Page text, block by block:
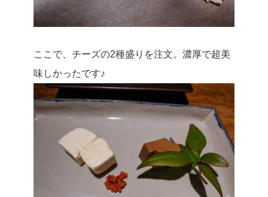
ここで、チーズの2種盛りを注文。濃厚で超美
味しかったです♪